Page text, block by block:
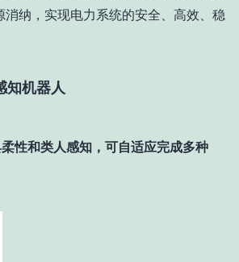
消纳，实现电力系统的安全、高效、稳
知机器人
性和类人感知，可自适应完成多种